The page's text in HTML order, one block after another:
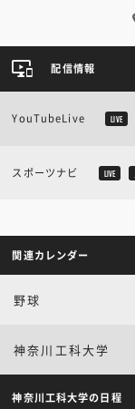
配信情報
YouTubeLive LIVE
スポーツナビ LIVE
関連カレンダー
野球
神奈川工科大学
神奈川工科大学の日程